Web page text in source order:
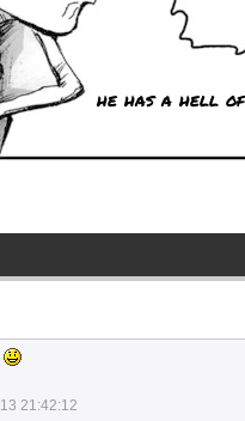
he has a hell
21:42:12